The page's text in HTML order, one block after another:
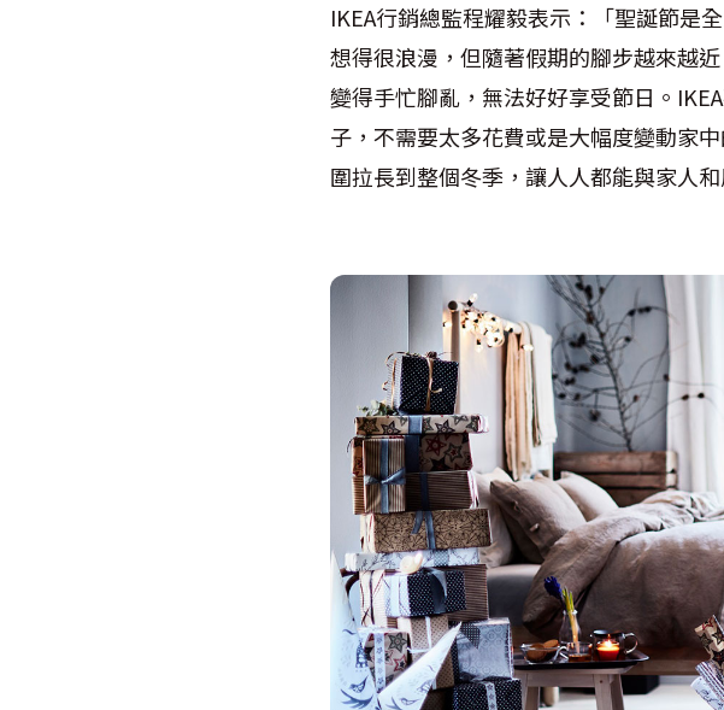
IKEA行銷總監程耀毅表示：「聖誕節是
想得很浪漫，但隨著假期的腳步越來越
變得手忙腳亂，無法好好享受節日。
子，不需要太多花費或是大幅度變動家
圍拉長到整個冬季，讓人人都能與家人